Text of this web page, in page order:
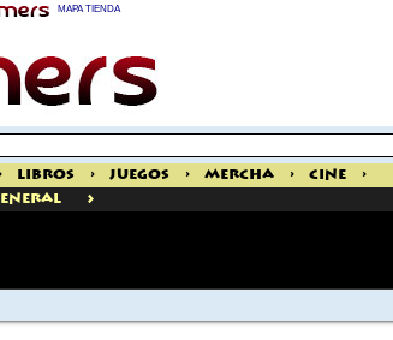
MAPA TIENDA
> Libros > Juegos > Mercha > Cine
>
>